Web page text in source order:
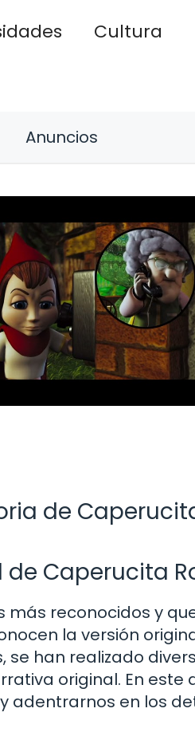
Cultura
Anuncios
de
Caperucita
más reconocidos y
la versión
se han realizado
original. En este
adentrarnos en los